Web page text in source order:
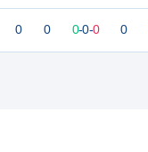
0 0 0-0-0 0